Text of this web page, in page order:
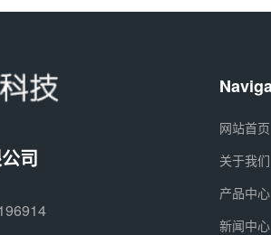
司
网站首页
关于我们
产品中心
新闻中心